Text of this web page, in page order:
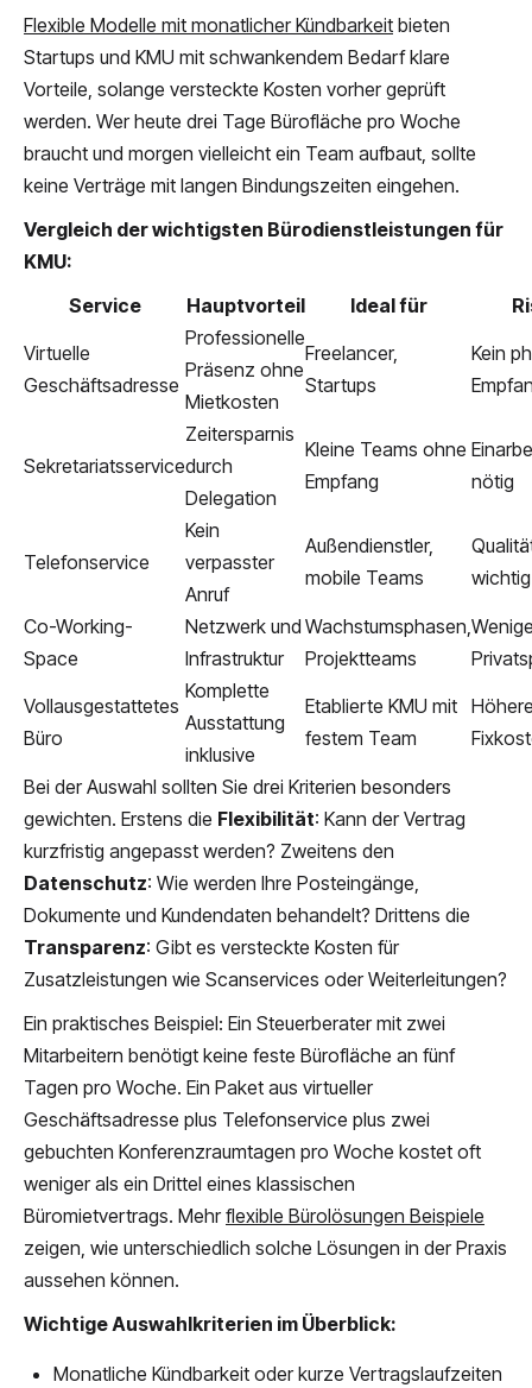
Flexible Modelle mit monatlicher Kündbarkeit bieten
Startups und KMU mit schwankendem Bedarf klare
Vorteile, solange versteckte Kosten vorher geprüft
werden. Wer heute drei Tage Bürofläche pro Woche
braucht und morgen vielleicht ein Team aufbaut, sollte
keine Verträge mit langen Bindungszeiten eingehen.
Vergleich der wichtigsten Bürodienstleistungen für
KMU:
Service
Hauptvorteil Ideal für
Virtuelle
Geschäftsadresse
Professionelle
Präsenz ohne
Mietkosten
Freelancer,
Startups
Kein
Sekretariatsservice
Zeitersparnis
durch
Delegation
Kleine Teams ohne
Empfang
nötig
Telefonservice
Kein
verpasster
Anruf
Außendienstler,
mobile Teams
wichtig
Co-Working-
Space
Netzwerk und
Infrastruktur
Wachstumsphasen,
Projektteams
Vollausgestattetes
Büro
Komplette
Ausstattung
inklusive
Etablierte KMU mit
festem Team
Bei der Auswahl sollten Sie drei Kriterien besonders
gewichten. Erstens die Flexibilität: Kann der Vertrag
kurzfristig angepasst werden? Zweitens den
Datenschutz: Wie werden Ihre Posteingänge,
Dokumente und Kundendaten behandelt? Drittens die
Transparenz: Gibt es versteckte Kosten für
Zusatzleistungen wie Scanservices oder Weiterleitungen?
Ein praktisches Beispiel: Ein Steuerberater mit zwei
Mitarbeitern benötigt keine feste Bürofläche an fünf
Tagen pro Woche. Ein Paket aus virtueller
Geschäftsadresse plus Telefonservice plus zwei
gebuchten Konferenzraumtagen pro Woche kostet oft
weniger als ein Drittel eines klassischen
Büromietvertrags. Mehrflexible Bürolösungen Beispiele
zeigen, wie unterschiedlich solche Lösungen in der Praxis
aussehen können.
Wichtige Auswahlkriterien im Überblick:
Monatliche Kündbarkeit oder kurze Vertragslaufzeiten